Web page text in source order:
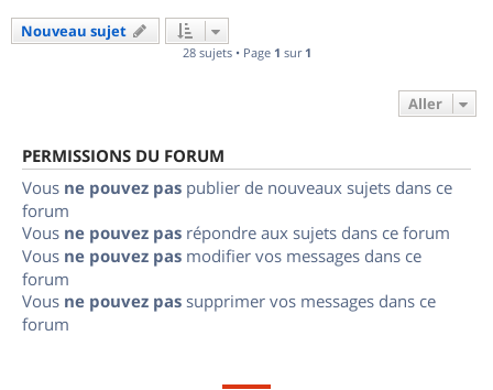
Nouveau sujet
28 sujets • Page 1 sur 1
Aller
PERMISSIONS DU FORUM
Vous ne pouvez pas publier de nouveaux sujets dans ce
forum
Vous ne pouvez pas répondre aux sujets dans ce forum
Vous ne pouvez pas modifier vos messages dans ce
forum
Vous ne pouvez pas supprimer vos messages dans ce
forum